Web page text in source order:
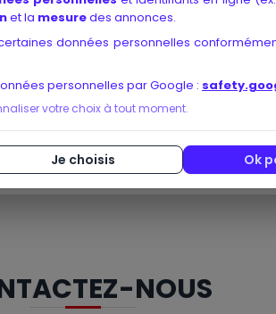
et la mesuredes annonces.
données personnelles
personnelles par Google :
votre choix à tout moment.
Je choisis Ok
coachs
sur l’avenir, nouvelle orientation
explorer d’éventuellesréférences
sur un organisme ayant fait ses
NOUS